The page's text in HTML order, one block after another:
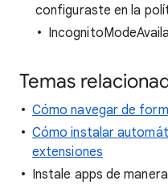
configuraste en la
Temas
Cómo navegar de
Cómo instalar
extensiones
Instale apps de